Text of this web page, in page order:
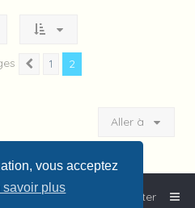
vous acceptez
savoir plus
Précédente
1 2
Aller à
Nous contacter